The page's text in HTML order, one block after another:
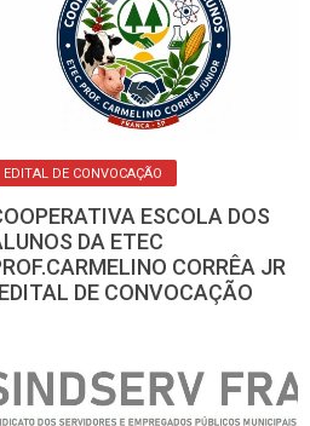
EDITAL DE CONVOCAÇÃO
ESCOLA DOS
DA ETEC
CORRÊA JR
DE CONVOCAÇÃO